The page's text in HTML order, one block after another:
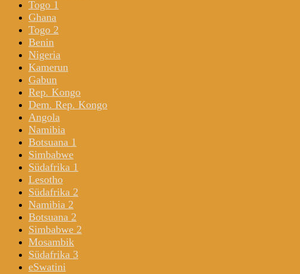
Togo 1
Ghana
Togo 2
Benin
Nigeria
Kamerun
Gabun
Rep. Kongo
Dem. Rep. Kongo
Angola
Namibia
Botsuana 1
Simbabwe
Südafrika 1
Lesotho
Südafrika 2
Namibia 2
Botsuana 2
Simbabwe 2
Mosambik
Südafrika 3
eSwatini